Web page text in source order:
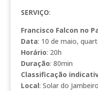
SERVIÇO:
Francisco Falcon no
Data: 10 de maio,
Horário: 20h
Duração: 80min
Classificação
Local: Solar do Jambeiro